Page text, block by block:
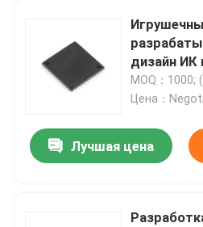
дизайн ИК
MOQ：1000;
Цена：
Лучшая цена